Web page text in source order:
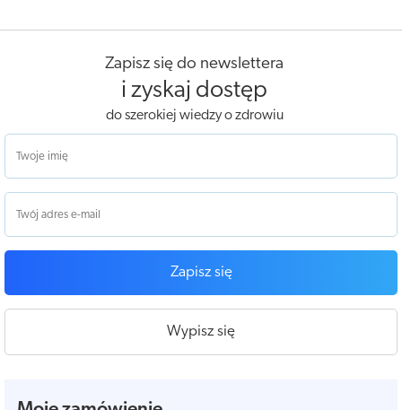
Zapisz się do newslettera
i zyskaj dostęp
do szerokiej wiedzy o zdrowiu
Zapisz się
Wypisz się